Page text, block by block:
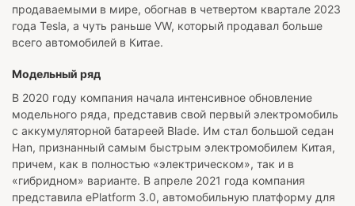
продаваемыми в мире, обогнав в четвертом квартале 2023
года Tesla, а чуть раньше VW, который продавал больше
всего автомобилей в Китае.
Модельный ряд
В 2020 году компания начала интенсивное обновление
модельного ряда, представив свой первый электромобиль
с аккумуляторной батареей Blade. Им стал большой седан
Han, признанный самым быстрым электромобилем Китая,
причем, как в полностью «электрическом», так и в
«гибридном» варианте. В апреле 2021 года компания
представила ePlatform 3.0, автомобильную платформу для